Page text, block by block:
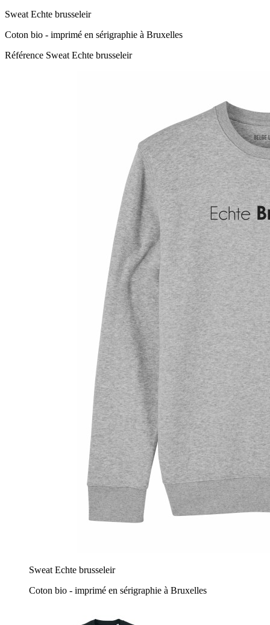
Sweat Echte brusseleir
Coton bio - imprimé en sérigraphie à Bruxelles
Référence Sweat Echte brusseleir
Sweat Echte brusseleir
Coton bio - imprimé en sérigraphie à Bruxelles